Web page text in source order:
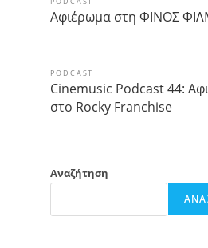
Αφιέρωμα στη ΦΙΝΟΣ
PODCAST
Cinemusic Podcast 44:
στο Rocky Franchise
Αναζήτηση